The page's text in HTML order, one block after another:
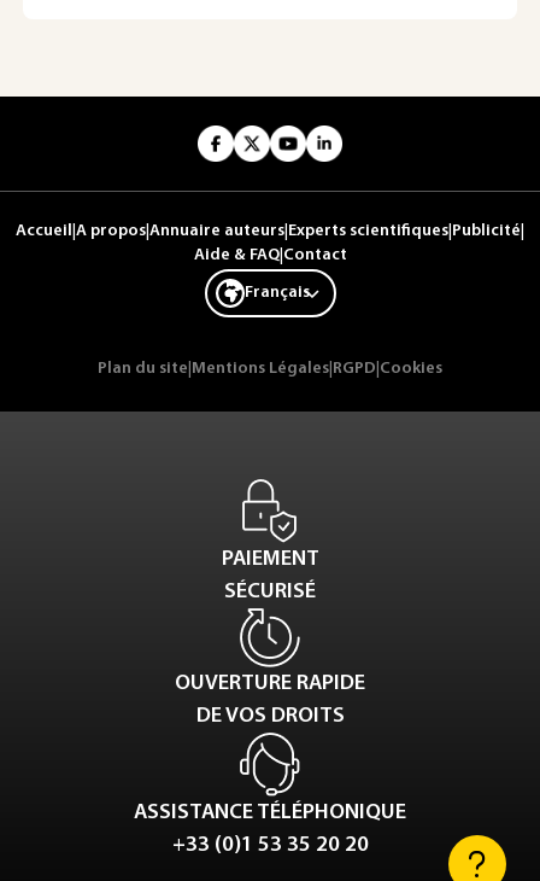
Accueil A propos Annuaire auteurs Experts scientifiques Publicité
Aide & FAQ| Contact
Français
Plan du site Mentions Légales RGPD Cookies
PAIEMENT
SÉCURISÉ
OUVERTURE RAPIDE
DE VOS DROITS
ASSISTANCE TÉLÉPHONIQUE
+33 (0)1 53 35 20 20